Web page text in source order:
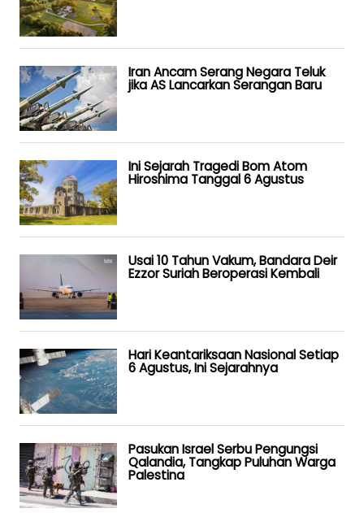
Iran Ancam Serang Negara Teluk
jika AS Lancarkan Serangan Baru
Ini Sejarah Tragedi Bom Atom
Hiroshima Tanggal 6 Agustus
Usai 10 Tahun Vakum, Bandara Deir
Ezzor Suriah Beroperasi Kembali
Hari Keantariksaan Nasional Setiap
6 Agustus, Ini Sejarahnya
Pasukan Israel Serbu Pengungsi
Qalandia, Tangkap Puluhan Warga
Palestina